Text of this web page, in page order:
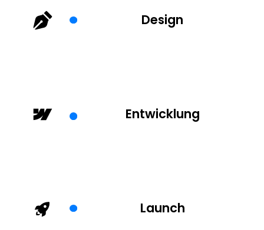
Design
Entwicklung
Launch